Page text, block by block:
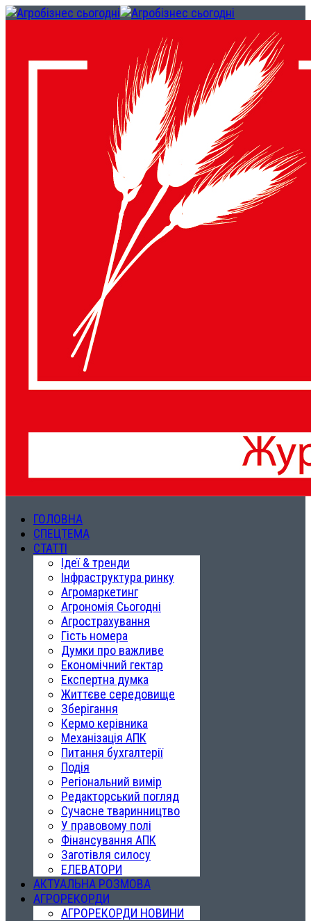
ГОЛОВНА
СПЕЦТЕМА
СТАТТІ
Ідеї & тренди
Інфраструктура ринку
Агромаркетинг
Агрономія Сьогодні
Агрострахування
Гість номера
Думки про важливе
Економічний гектар
Експертна думка
Життєве середовище
Зберігання
Кермо керівника
Механізація АПК
Питання бухгалтерії
Подія
Регіональний вимір
Редакторський погляд
Сучасне тваринництво
У правовому полі
Фінансування АПК
Заготівля силосу
ЕЛЕВАТОРИ
АКТУАЛЬНА РОЗМОВА
АГРОРЕКОРДИ
АГРОРЕКОРДИ НОВИНИ